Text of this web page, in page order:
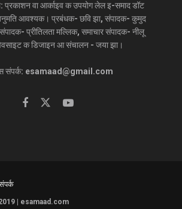
वा आर्काइव क उपयोग लेल इ-समाद डॉट
आवश्यक। प्रबंधक- छवि झा, संपादक- कुमुद
प्रीतिलता मल्लिक, समाचार संपादक- नीलू
क डिजाइन आ संचालन - जया झा।
स संपर्क: esamaad@gmail.com
2019 | esamaad.com